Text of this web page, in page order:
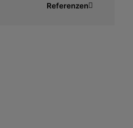
Referenzen